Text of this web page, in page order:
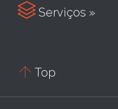
 Serviços »
 Top